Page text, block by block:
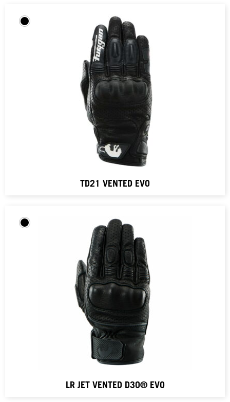
TD21 VENTED EVO
LR JET VENTED D3O® EVO